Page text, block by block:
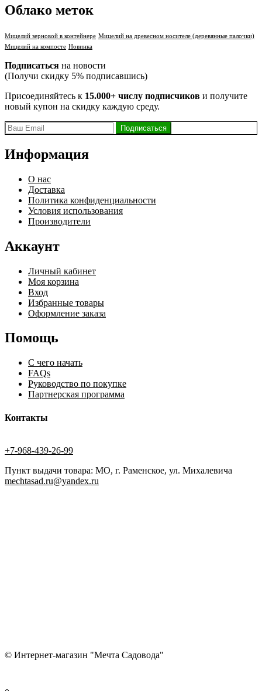
Облако меток
Мицелий зерновой в контейнере Мицелий на древесном носителе (деревянные палочки)
Мицелий на компосте Новинка
Подписаться на новости
(Получи скидку 5% подписавшись)
Присоединяйтесь к 15.000+ числу подписчиков и получите
новый купон на скидку каждую среду.
Информация
О нас
Доставка
Политика конфиденциальности
Условия использования
Производители
Аккаунт
Личный кабинет
Моя корзина
Вход
Избранные товары
Оформление заказа
Помощь
С чего начать
FAQs
Руководство по покупке
Партнерская программа
Контакты
+7-968-439-26-99
Пункт выдачи товара: МО, г. Раменское, ул. Михалевича
mechtasad.ru@yandex.ru
© Интернет-магазин "Мечта Садовода"